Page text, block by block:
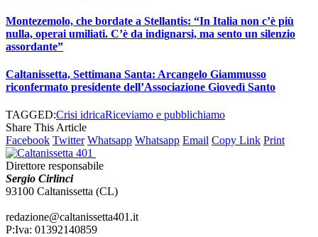
Montezemolo, che bordate a Stellantis: “In Italia non c’è più
nulla, operai umiliati. C’è da indignarsi, ma sento un silenzio
assordante”
Caltanissetta, Settimana Santa: Arcangelo Giammusso
riconfermato presidente dell’Associazione Giovedì Santo
TAGGED:Crisi idricaRiceviamo e pubblichiamo
Share This Article
Facebook Twitter Whatsapp Whatsapp Email Copy Link Print
Direttore responsabile
Sergio Cirlinci
93100 Caltanissetta (CL)
redazione@caltanissetta401.it
P:Iva: 01392140859